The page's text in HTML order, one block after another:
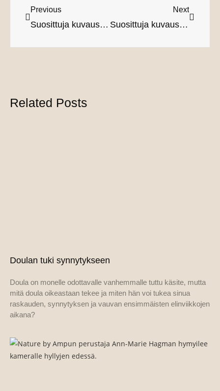
Previous
Suosittuja kuvauspaikkoja raskauskuvaukseen pt. 2 – Kallalahti, Helsinki
Next
Suosittuja kuvauspaikkoja raskauskuvaukseen pt. 4 – Pohjois-Paippinen, Sipoo
Related Posts
Doulan tuki synnytykseen
Doula on monelle odottavalle vanhemmalle tuttu käsite, mutta
mitä doula oikeastaan tekee ja miten hän voi tukea sinua
raskauden, synnytyksen ja vauvan ensimmäisten elinviikkojen
aikana?